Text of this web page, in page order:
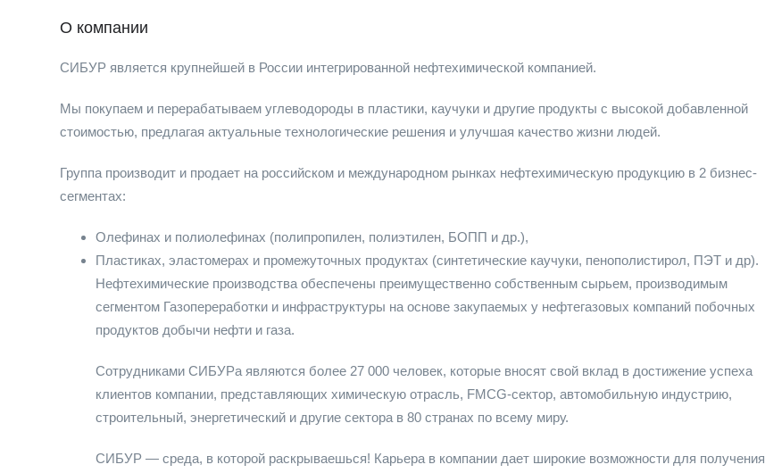
О компании
СИБУР является крупнейшей в России интегрированной нефтехимической компанией.
Мы покупаем и перерабатываем углеводороды в пластики, каучуки и другие продукты с высокой добавленной
стоимостью, предлагая актуальные технологические решения и улучшая качество жизни людей.
Группа производит и продает на российском и международном рынках нефтехимическую продукцию в 2 бизнес-
сегментах:
Олефинах и полиолефинах (полипропилен, полиэтилен, БОПП и др.),
Пластиках, эластомерах и промежуточных продуктах (синтетические каучуки, пенополистирол, ПЭТ и др).
Нефтехимические производства обеспечены преимущественно собственным сырьем, производимым
сегментом Газопереработки и инфраструктуры на основе закупаемых у нефтегазовых компаний побочных
продуктов добычи нефти и газа.
Сотрудниками СИБУРа являются более 27 000 человек, которые вносят свой вклад в достижение успеха
клиентов компании, представляющих химическую отрасль, FMCG-сектор, автомобильную индустрию,
строительный, энергетический и другие сектора в 80 странах по всему миру.
СИБУР — среда, в которой раскрываешься! Карьера в компании дает широкие возможности для получения